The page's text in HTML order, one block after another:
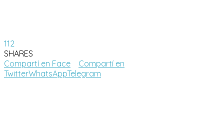
112
SHARES
Compartí en Face
Compartí en
TwitterWhatsAppTelegram